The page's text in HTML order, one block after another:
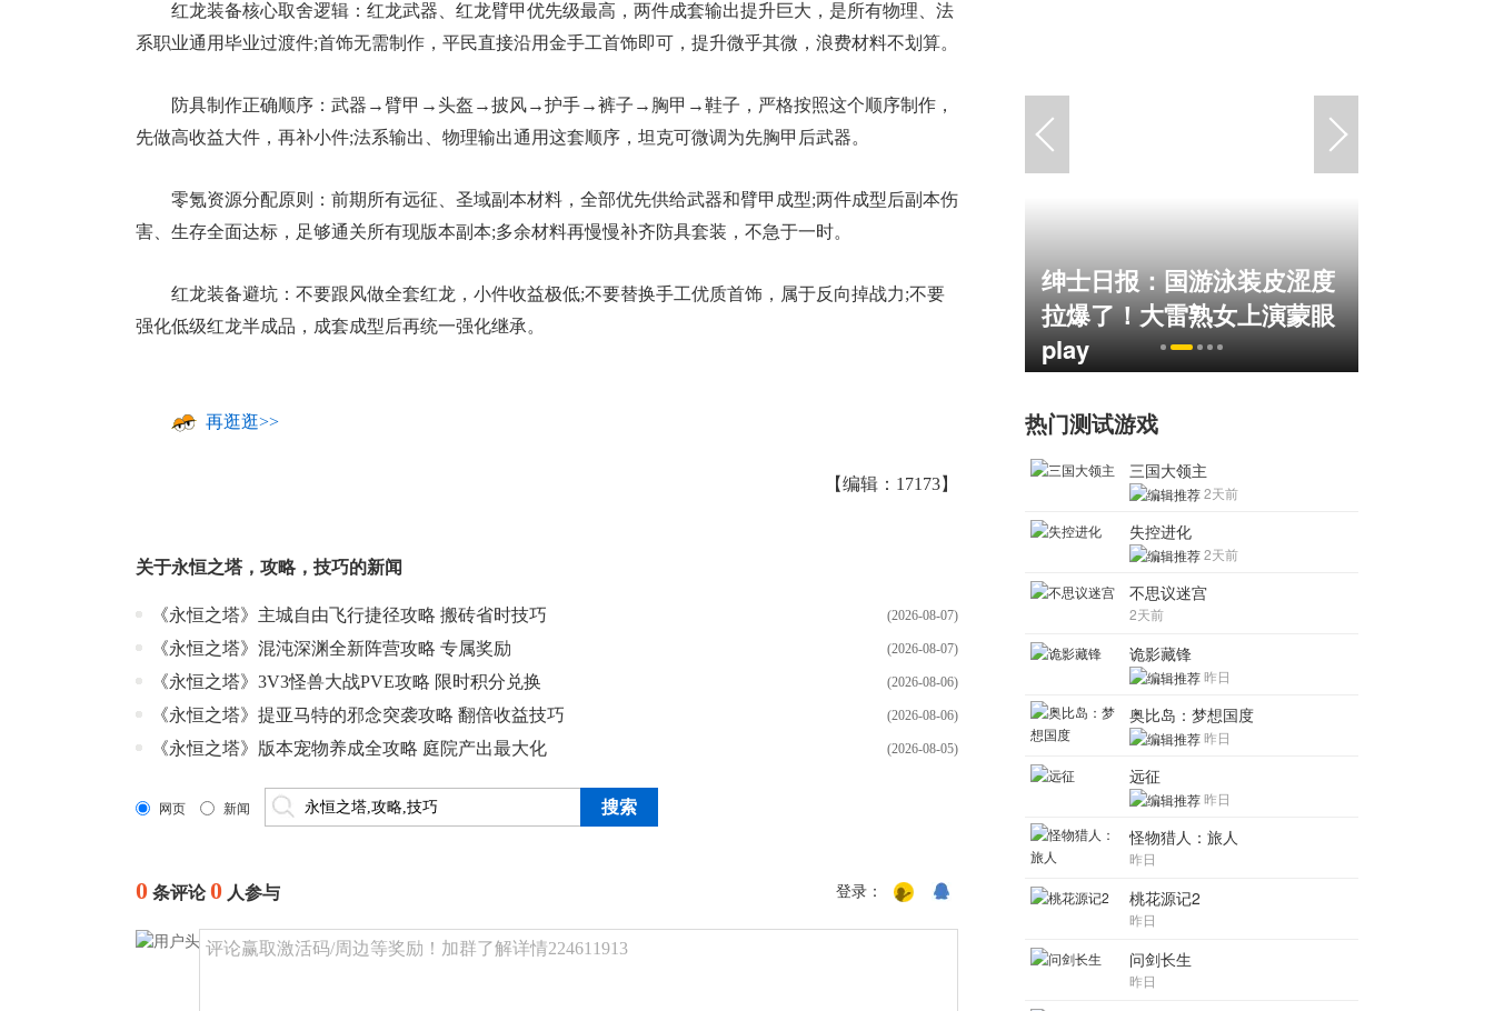
红龙装备核心取舍逻辑：红龙武器、红龙臂甲优先级最高，两件成套输出提升巨大，是所有物理、法
系职业通用毕业过渡件;首饰无需制作，平民直接沿用金手工首饰即可，提升微乎其微，浪费材料不划算。
防具制作正确顺序：武器→臂甲→头盔→披风→护手→裤子→胸甲→鞋子，严格按照这个顺序制作，
先做高收益大件，再补小件;法系输出、物理输出通用这套顺序，坦克可微调为先胸甲后武器。
零氪资源分配原则：前期所有远征、圣域副本材料，全部优先供给武器和臂甲成型;两件成型后副本伤
害、生存全面达标，足够通关所有现版本副本;多余材料再慢慢补齐防具套装，不急于一时。
红龙装备避坑：不要跟风做全套红龙，小件收益极低;不要替换手工优质首饰，属于反向掉战力;不要
强化低级红龙半成品，成套成型后再统一强化继承。
再逛逛>>
【编辑：17173】
关于永恒之塔， 攻略， 技巧的新闻
(2026-08-07)
《永恒之塔》主城自由飞行捷径攻略 搬砖省时技巧
(2026-08-07)
《永恒之塔》混沌深渊全新阵营攻略 专属奖励
(2026-08-06)
《永恒之塔》3V3怪兽大战PVE攻略 限时积分兑换
(2026-08-06)
《永恒之塔》提亚马特的邪念突袭攻略 翻倍收益技巧
(2026-08-05)
《永恒之塔》版本宠物养成全攻略 庭院产出最大化
网页 新闻
0 条评论0 人参与 登录：
评论赢取激活码/周边等奖励！加群了解详情224611913
17周年庆典 争霸赛大区火
爆开启
一看吓一跳：雷死人不偿命
绅士日报：国游泳装皮涩度
拉爆了！大雷熟女上演蒙眼
play
热门测试游戏
三国大领主
2天前
失控进化
2天前
不思议迷宫
2天前
诡影藏锋
昨日
奥比岛：梦想国度
昨日
远征
昨日
怪物猎人：旅人
昨日
桃花源记2
昨日
问剑长生
昨日